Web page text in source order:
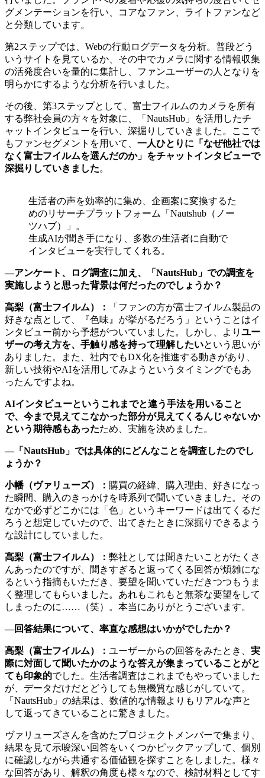
グメンテーションを行い、コアなファン、ライトファンなど
と分類しています。
第2ステップでは、Webの行動ログデータを分析。普段どう
いうサイトを見ているか、その中でカメラに関する情報収集
の活発度合いを量的に集計し、ファンユーザーの人となりを
明らかにするような分析を行いました。
その後、第3ステップとして、富士フイルムのカメラを所有
する弊社会員の方々を対象に、「NautsHub」を活用したチ
ャットインタビューを行い、深掘りしていきました。ここで
もファンセグメントを用いて、 一人ひとりに「なぜ他社では
なく富士フイルムを選んだのか」をチャットインタビューで
深掘りしていきました。
生活者の声を効率的に集め、企画案に変換するた
めのリサーチプラットフォーム「Nautshub（ノー
ツハブ）」。
生成AIが聞き手になり、多数の生活者に自動で
インタビューを実行してくれる。
―アンケート、ログ調査に加え、「NautsHub」での調査を
実施しようと思った背景は何だったのでしょうか？
高梨（富士フイルム）：
「ファンの方が富士フイルム製品の
好きな点として、『色味』が挙がるだろう」ということはイ
ンタビュー前から予想がついていました。しかし、より ユー
ザーの考え方を、手触り感を持って理解したいという思いが
ありました。また、社内でもDX化を推進する動きがあり、
新しい技術やAIを活用してみようというタイミングでもあ
ったんですよね。
AIインタビューというこれまでと違う手法を用いること
で、今まで見えてこなかった部分が見えてくるんじゃないか
という期待感もあったため、実施を決めました。
―「NautsHub」では具体的にどんなことを調査したのでし
ょうか？
小幡（ヴァリューズ）： 購買の経緯、購入理由、好きになっ
た瞬間、購入のきっかけを時系列で聞いていきました。その
なかで必ずどこかには「色」というキーワードは出てくるだ
ろうと想定していたので、出てきたときに深掘りできるよう
な設計にしていました。
高梨（富士フイルム）： 弊社としては聞きたいことがたくさ
んあったのですが、聞きすぎると返ってくる回答が煩雑にな
るという指摘もいただき、要望を聞いていただきつつもうま
く整理してもらいました。あれもこれもと無茶な要望をして
しまったのに……（笑）。本当にありがとうございます。
―回答結果について、率直な感想はいかがでしたか？
高梨（富士フイルム）： ユーザーからの回答をみたとき、 実
際に対面して聞いたかのような答えが集まっていることがと
ても印象的でした。生活者調査はこれまでもやっていました
が、データだけだとどうしても無機質な感じがしていて。
「NautsHub」の結果は、数値的な情報よりもリアルな声と
して返ってきていることに驚きました。
ヴァリューズさんを含めたプロジェクトメンバーで集まり、
結果を見て示唆深い回答をいくつかピックアップして、個別
に確認しながら共通する価値観を探すことをしました。様々
な回答があり、解釈の角度も様々なので、検討材料としてす